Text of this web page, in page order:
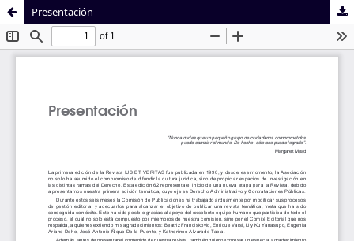
Sistema de
Bibliotecas
Facultad de
Derecho
Presentación